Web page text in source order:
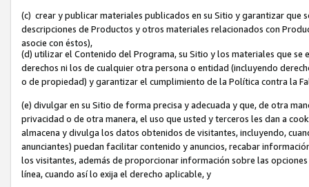
(c) crear y publicar materiales publicados en su Sitio y garantizar que
descripciones de Productos y otros materiales relacionados con
asocie con éstos),
(d) utilizar el Contenido del Programa, su Sitio y los materiales que se
derechos ni los de cualquier otra persona o entidad (incluyendo
o de propiedad) y garantizar el cumplimiento de la Política contra la
(e) divulgar en su Sitio de forma precisa y adecuada y que, de otra
privacidad o de otra manera, el uso que usted y terceros les dan a
almacena y divulga los datos obtenidos de visitantes, incluyendo,
anunciantes) puedan facilitar contenido y anuncios, recabar
los visitantes, además de proporcionar información sobre las
línea, cuando así lo exija el derecho aplicable, y